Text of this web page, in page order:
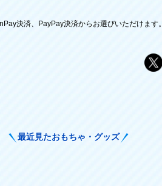
決済、PayPay決済からお選びいただけます。
最近見たおもちゃ・グッズ